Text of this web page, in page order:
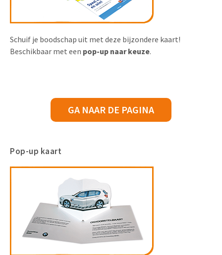
Schuif je boodschap uit met deze bijzondere kaart!
Beschikbaar met een pop-up naar keuze.
GA NAAR DE PAGINA
Pop-up kaart